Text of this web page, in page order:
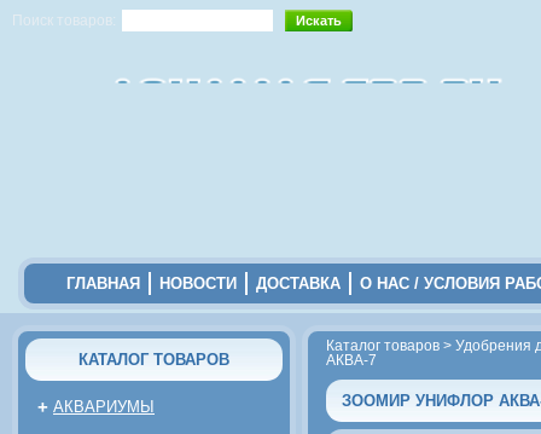
Поиск товаров:
ГЛАВНАЯ НОВОСТИ ДОСТАВКА О НАС / УСЛОВИЯ
КАТАЛОГ ТОВАРОВ
+ АКВАРИУМЫ
Каталог товаров > Удобрения
АКВА-7
ЗООМИР УНИФЛОР